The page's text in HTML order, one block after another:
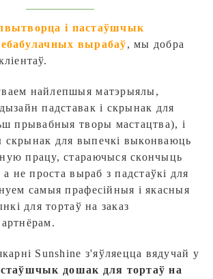
вытворца і пастаўшчык
вырабаў, мы добра
найлепшыя матэрыялы,
падставак і скрынак для
прывабныя творы мастацтва), і
для выпечкі выконваюць
працу, стараючыся скончыць
не проста выраб з падстаўкі для
самыя прафесійныя і якасныя
для тортаў на заказ
Sunshine з'яўляецца вядучай у
дошак для тортаў на